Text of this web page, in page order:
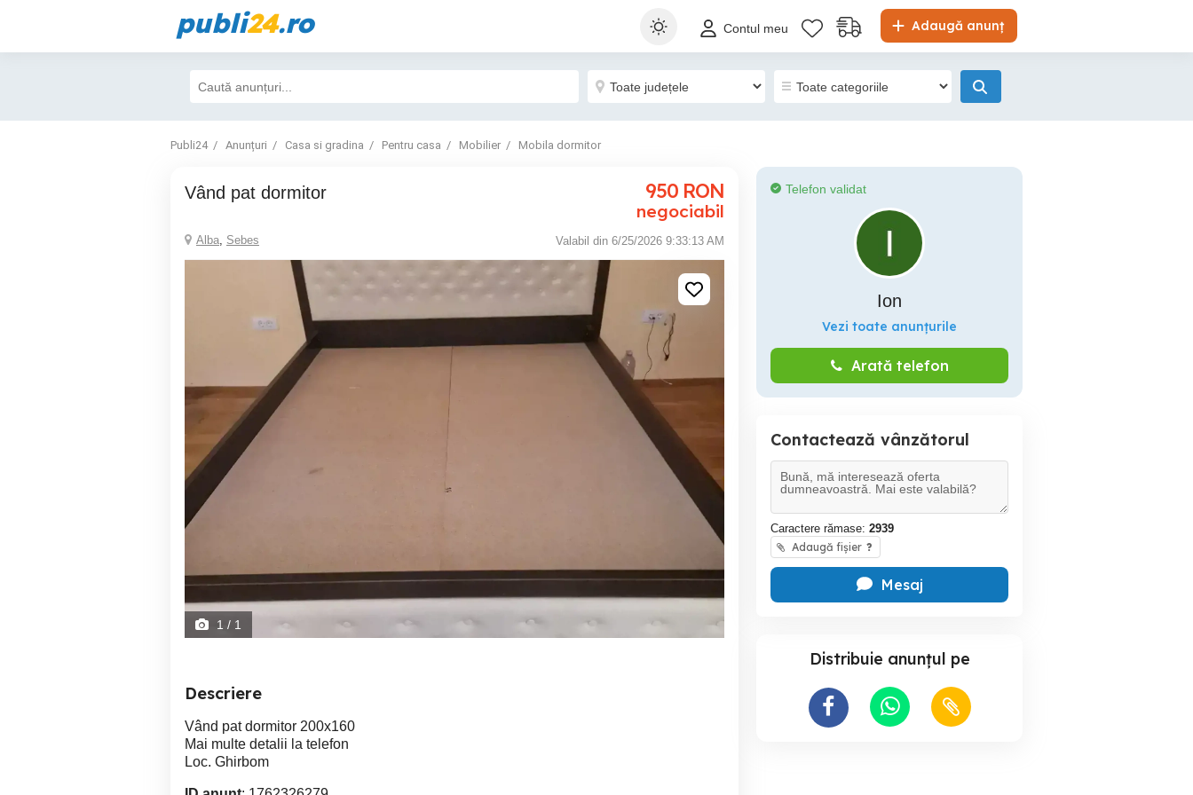
publi24.ro Adaugă anunț
Contul meu
Publi24 Anunțuri Casa si gradina Pentru casa Mobilier Mobila dormitor
Vând pat dormitor 950 RON
negociabil
Alba, Sebes Valabil din 6/25/2026 9:33:13 AM
1 / 1
Descriere
Vând pat dormitor 200x160
Mai multe detalii la telefon
Loc. Ghirbom
Telefon validat
Ion
Vezi toate anunțurile
Arată telefon
Contactează vânzătorul
Caractere rămase: 2939
Adaugă fișier ?
Mesaj
Distribuie anunțul pe